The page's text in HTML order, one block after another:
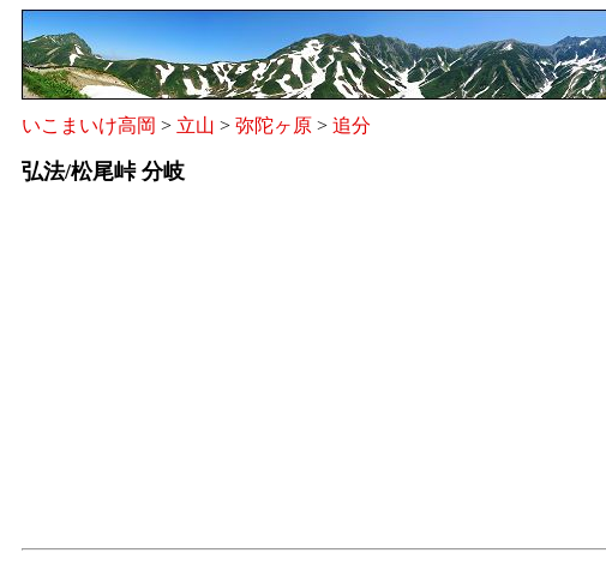
いこまいけ高岡 > 立山 > 弥陀ヶ原 > 追分
弘法/松尾峠 分岐